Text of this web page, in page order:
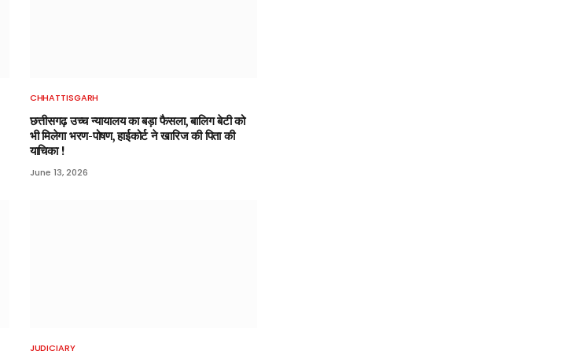
CHHATTISGARH
छत्तीसगढ़ उच्च न्यायालय का बड़ा फैसला, बालिग बेटी को
भी मिलेगा भरण-पोषण, हाईकोर्ट ने खारिज की पिता की
याचिका !
June 13, 2026
JUDICIARY